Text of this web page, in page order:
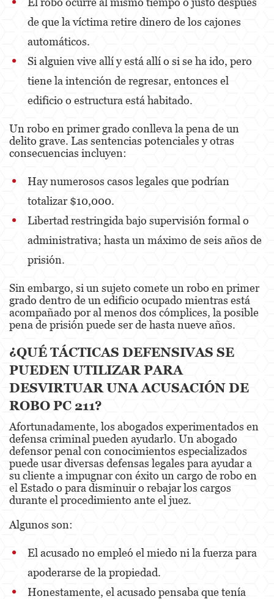
Oral Copulation By Force/Fear
Burglary
Petty Theft
Robbery
Shoplifting
Grand Theft Auto
Violent Crimes
Kidnapping
Manslaughter
Murder
Voluntary Manslaughter
Gang Enhancement
White Collar Crimes
Forgery
Forging Or Altering A Prescription
Identity Theft
Property Crimes
Contact us
de que la víctima retire dinero de los cajones
automáticos.
Si alguien vive allí y está allí o si se ha ido, pero
tiene la intención de regresar, entonces el
edificio o estructura está habitado.
Un robo en primer grado conlleva la pena de un
delito grave. Las sentencias potenciales y otras
consecuencias incluyen:
Hay numerosos casos legales que podrían
totalizar $10,000.
Libertad restringida bajo supervisión formal o
administrativa; hasta un máximo de seis años de
prisión.
Sin embargo, si un sujeto comete un robo en primer
grado dentro de un edificio ocupado mientras está
acompañado por al menos dos cómplices, la posible
pena de prisión puede ser de hasta nueve años.
¿QUÉ TÁCTICAS DEFENSIVAS SE
PUEDEN UTILIZAR PARA
DESVIRTUAR UNA ACUSACIÓN DE
ROBO PC 211?
Afortunadamente, los abogados experimentados en
defensa criminal pueden ayudarlo. Un abogado
defensor penal con conocimientos especializados
puede usar diversas defensas legales para ayudar a
su cliente a impugnar con éxito un cargo de robo en
el Estado o para disminuir o rebajar los cargos
durante el procedimiento ante el juez.
Algunos son:
El acusado no empleó el miedo ni la fuerza para
apoderarse de la propiedad.
Honestamente, el acusado pensaba que tenía